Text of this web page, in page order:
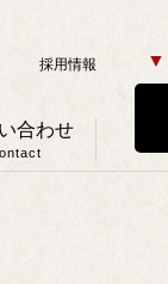
採用情報
合わせ
▼